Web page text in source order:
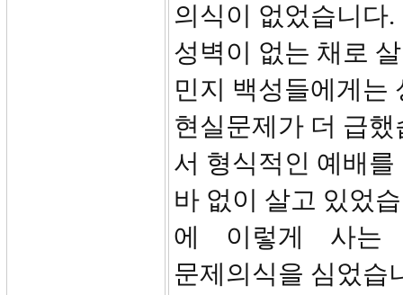
의식이 없었습니다
성벽이 없는 채로
민지 백성들에게는
현실문제가 더 급
서 형식적인 예배
바 없이 살고 있었
에 이렇게 사는
문제의식을 심었습